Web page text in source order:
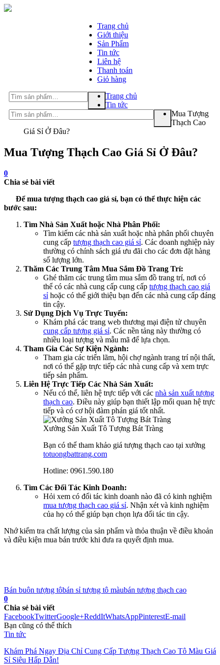
Trang chủ
Giới thiệu
Sản Phẩm
Tin tức
Liên hệ
Thanh toán
Giỏ hàng
Tìm
kiếm:
Tìm
kiếm:
Trang chủ
Tin tức
Mua Tượng
Thạch Cao
Giá Sỉ Ở Đâu?
Mua Tượng Thạch Cao Giá Sỉ Ở Đâu?
0
Chia sẻ bài viết
Để mua tượng thạch cao giá sỉ, bạn có thể thực hiện các
bước sau:
Tìm Nhà Sản Xuất hoặc Nhà Phân Phối:
Tìm kiếm các nhà sản xuất hoặc nhà phân phối chuyên
cung cấp tượng thạch cao giá sỉ. Các doanh nghiệp này
thường có chính sách giá ưu đãi cho các đơn đặt hàng
số lượng lớn.
Thăm Các Trung Tâm Mua Sắm Đồ Trang Trí:
Ghé thăm các trung tâm mua sắm đồ trang trí, nơi có
thể có các nhà cung cấp cung cấp tượng thạch cao giá
sỉ hoặc có thể giới thiệu bạn đến các nhà cung cấp đáng
tin cậy.
Sử Dụng Dịch Vụ Trực Tuyến:
Khám phá các trang web thương mại điện tử chuyên
cung cấp tượng giá sỉ. Các nền tảng này thường có
nhiều loại tượng và mẫu mã để lựa chọn.
Tham Gia Các Sự Kiện Ngành:
Tham gia các triển lãm, hội chợ ngành trang trí nội thất,
nơi có thể gặp trực tiếp các nhà cung cấp và xem trực
tiếp sản phẩm.
Liên Hệ Trực Tiếp Các Nhà Sản Xuất:
Nếu có thể, liên hệ trực tiếp với các nhà sản xuất tượng
thạch cao. Điều này giúp bạn thiết lập mối quan hệ trực
tiếp và có cơ hội đàm phán giá tốt nhất.
Xưởng Sản Xuất Tô Tượng Bát Tràng
Bạn có thể tham khảo giá tượng thạch cao tại xưởng
totuongbattrang.com
Hotline: 0961.590.180
Tìm Các Đối Tác Kinh Doanh:
Hỏi xem có đối tác kinh doanh nào đã có kinh nghiệm
mua tượng thạch cao giá sỉ. Nhận xét và kinh nghiệm
của họ có thể giúp bạn chọn lựa đối tác tin cậy.
Nhớ kiểm tra chất lượng của sản phẩm và thỏa thuận về điều khoản
và điều kiện mua bán trước khi đưa ra quyết định mua.
Bán buôn tượng tôbán sỉ tượng tô màubán tượng thạch cao
0
Chia sẻ bài viết
FacebookTwitterGoogle+ReddItWhatsAppPinterestE-mail
Bạn cũng có thể thích
Tin tức
Khám Phá Ngay Địa Chỉ Cung Cấp Tượng Thạch Cao Tô Màu Giá
Sỉ Siêu Hấp Dẫn!